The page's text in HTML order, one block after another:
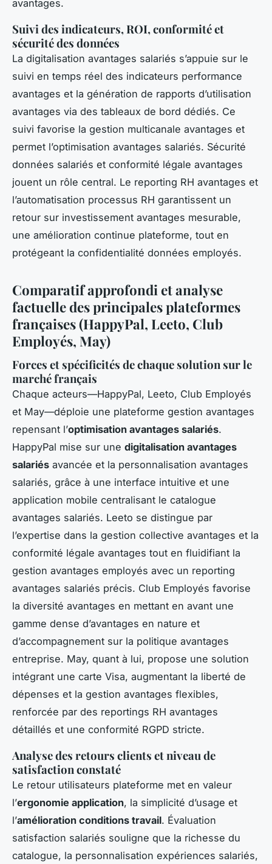
avantages.
Suivi des indicateurs, ROI, conformité et
sécurité des données
La digitalisation avantages salariés s’appuie sur le
suivi en temps réel des indicateurs performance
avantages et la génération de rapports d’utilisation
avantages via des tableaux de bord dédiés. Ce
suivi favorise la gestion multicanale avantages et
permet l’optimisation avantages salariés. Sécurité
données salariés et conformité légale avantages
jouent un rôle central. Le reporting RH avantages et
l’automatisation processus RH garantissent un
retour sur investissement avantages mesurable,
une amélioration continue plateforme, tout en
protégeant la confidentialité données employés.
Comparatif approfondi et analyse
factuelle des principales plateformes
françaises (HappyPal, Leeto, Club
Employés, May)
Forces et spécificités de chaque solution sur le
marché français
Chaque acteurs—HappyPal, Leeto, Club Employés
et May—déploie une plateforme gestion avantages
repensant l’optimisation avantages salariés.
HappyPal mise sur une digitalisation avantages
salariés avancée et la personnalisation avantages
salariés, grâce à une interface intuitive et une
application mobile centralisant le catalogue
avantages salariés. Leeto se distingue par
l’expertise dans la gestion collective avantages et la
conformité légale avantages tout en fluidifiant la
gestion avantages employés avec un reporting
avantages salariés précis. Club Employés favorise
la diversité avantages en mettant en avant une
gamme dense d’avantages en nature et
d’accompagnement sur la politique avantages
entreprise. May, quant à lui, propose une solution
intégrant une carte Visa, augmentant la liberté de
dépenses et la gestion avantages flexibles,
renforcée par des reportings RH avantages
détaillés et une conformité RGPD stricte.
Analyse des retours clients et niveau de
satisfaction constaté
Le retour utilisateurs plateforme met en valeur
l’ergonomie application, la simplicité d’usage et
l’amélioration conditions travail. Évaluation
satisfaction salariés souligne que la richesse du
catalogue, la personnalisation expériences salariés,